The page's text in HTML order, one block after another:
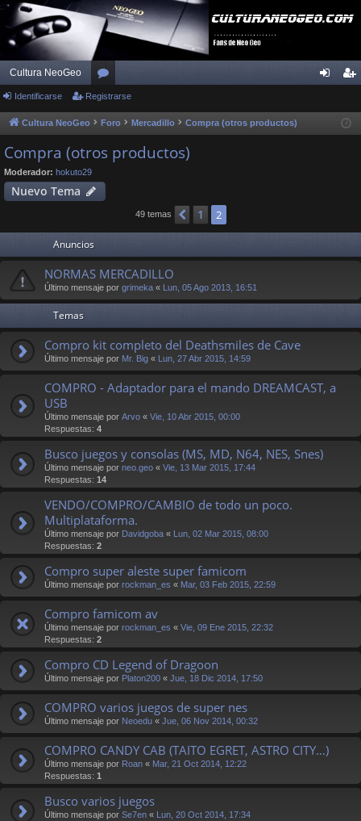
Cultura NeoGeo
or
os ist
Identificarse Registrarse
Cultura NeoGeo Foro Mercadillo Compra (otros productos)
Compra (otros productos)
Moderador: hokuto29
Nuevo Tema
49 temas Anterior
1 2
Anuncios
NORMAS MERCADILLO
Último mensaje por grimeka « Lun, 05 Ago 2013, 16:51
Temas
Compro kit completo del Deathsmiles de Cave
Último mensaje por Mr. Big « Lun, 27 Abr 2015, 14:59
COMPRO - Adaptador para el mando DREAMCAST, a
USB
Último mensaje por Arvo « Vie, 10 Abr 2015, 00:00
Respuestas: 4
Busco juegos y consolas (MS, MD, N64, NES, Snes)
Último mensaje por neo.geo « Vie, 13 Mar 2015, 17:44
Respuestas: 14
VENDO/COMPRO/CAMBIO de todo un poco.
Multiplataforma.
Último mensaje por Davidgoba « Lun, 02 Mar 2015, 08:00
Respuestas: 2
Compro super aleste super famicom
Último mensaje por rockman_es « Mar, 03 Feb 2015, 22:59
Compro famicom av
Último mensaje por rockman_es « Vie, 09 Ene 2015, 22:32
Respuestas: 2
Compro CD Legend of Dragoon
Último mensaje por Platon200 « Jue, 18 Dic 2014, 17:50
COMPRO varios juegos de super nes
Último mensaje por Neoedu « Jue, 06 Nov 2014, 00:32
COMPRO CANDY CAB (TAITO EGRET, ASTRO CITY…)
Último mensaje por Roan « Mar, 21 Oct 2014, 12:22
Respuestas: 1
Busco varios juegos
Último mensaje por Se7en « Lun, 20 Oct 2014, 17:34